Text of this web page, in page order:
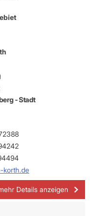
- Stadt
korth.de
Details anzeigen